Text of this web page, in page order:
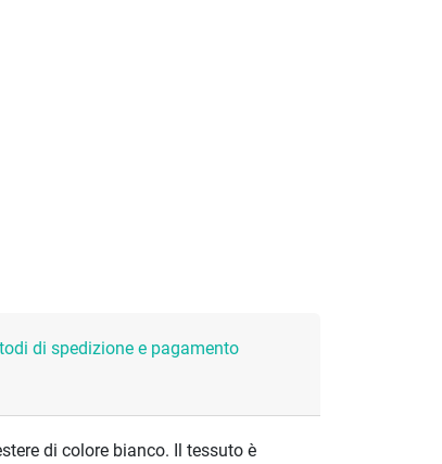
di spedizione e pagamento
di colore bianco. Il tessuto è